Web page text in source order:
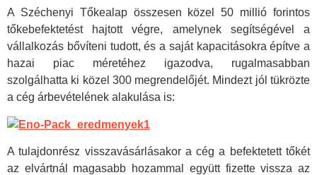
A Széchenyi Tőkealap összesen közel 50 millió forintos
tőkebefektetést hajtott végre, amelynek segítségével a
vállalkozás bővíteni tudott, és a saját kapacitásokra építve a
hazai piac méretéhez igazodva, rugalmasabban
szolgálhatta ki közel 300 megrendelőjét. Mindezt jól tükrözte
a cég árbevételének alakulása is:
A tulajdonrész visszavásárlásakor a cég a befektetett tőkét
az elvártnál magasabb hozammal együtt fizette vissza az